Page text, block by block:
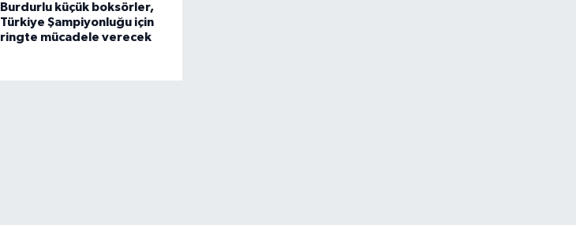
Burdurlu küçük boksörler,
Türkiye Şampiyonluğu için
ringte mücadele verecek